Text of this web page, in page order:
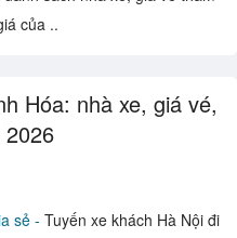
của ..
Hóa: nhà xe, giá vé,
sẻ - Tuyến xe khách Hà Nội đi